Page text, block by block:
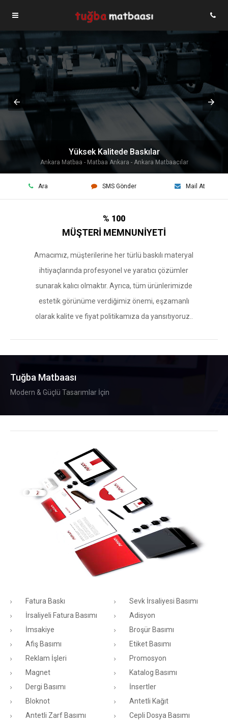
Yüksek Kalitede Baskılar
Ankara Matbaa - Matbaa Ankara - Ankara Matbaacılar
Ara SMS Gönder Mail At
% 100
MÜŞTERİ MEMNUNİYETİ
Amacımız, müşterilerine her türlü baskılı materyal
ihtiyaçlarında profesyonel ve yaratıcı çözümler
sunarak kalıcı olmaktır. Ayrıca, tüm ürünlerimizde
estetik görünüme verdiğimiz önemi, eşzamanlı
olarak kalite ve fiyat politikamıza da yansıtıyoruz..
Tuğba Matbaası
Modern & Güçlü Tasarımlar İçin
Fatura Baskı
Sevk İrsaliyesi Basımı
İrsaliyeli Fatura Basımı
Adisyon
İmsakiye
Broşür Basımı
Afiş Basımı
Etiket Basımı
Reklam İşleri
Promosyon
Magnet
Katalog Basımı
Dergi Basımı
İnsertler
Bloknot
Antetli Kağıt
Antetli Zarf Basımı
Cepli Dosya Basımı